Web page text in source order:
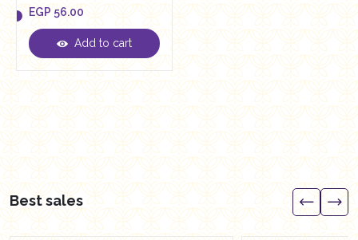
EGP 56.00
EGP 56.00
Add to cart
Best sales